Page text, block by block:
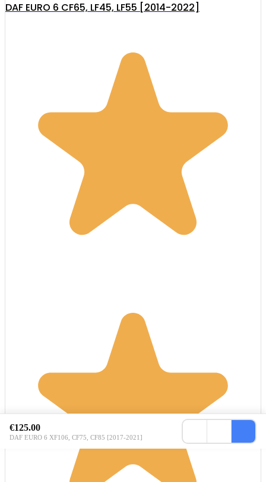
DAF EURO 6 CF65, LF45, LF55 [2014-2022]
€125.00
DAF EURO 6 XF106, CF75, CF85 [2017-2021]